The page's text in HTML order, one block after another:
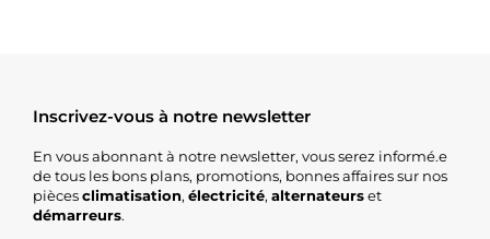
Inscrivez-vous à notre newsletter
En vous abonnant à notre newsletter, vous serez informé.e
de tous les bons plans, promotions, bonnes affaires sur nos
piècesclimatisation, électricité, alternateurset
démarreurs.